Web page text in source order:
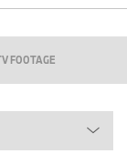
FOOTAGE